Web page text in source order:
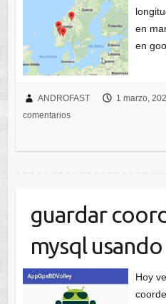
en
en
ANDROFAST 1 marzo,
comentarios
guardar
mysql
Hoy